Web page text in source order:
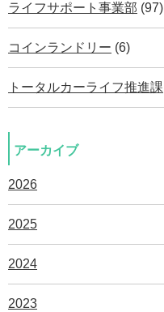
ライフサポート事業部 (97)
コインランドリー (6)
トータルカーライフ推進課
アーカイブ
2026
2025
2024
2023